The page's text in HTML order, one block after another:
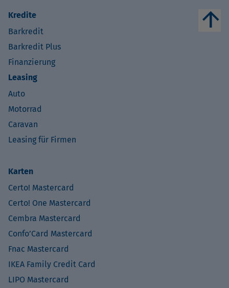
Kredite
Barkredit
Barkredit Plus
Finanzierung
Leasing
Auto
Motorrad
Caravan
Leasing für Firmen
Karten
Certo! Mastercard
Certo! One Mastercard
Cembra Mastercard
Confo’Card Mastercard
Fnac Mastercard
IKEA Family Credit Card
LIPO Mastercard
arrow_upward